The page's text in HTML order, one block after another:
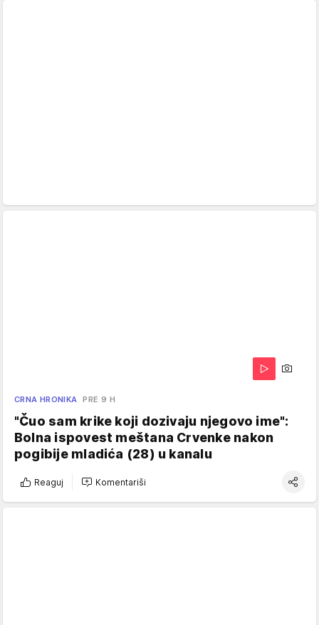
CRNA HRONIKA PRE 9 H
"Čuo sam krike koji dozivaju njegovo ime":
Bolna ispovest meštana Crvenke nakon
pogibije mladića (28) u kanalu
Reaguj Komentariši